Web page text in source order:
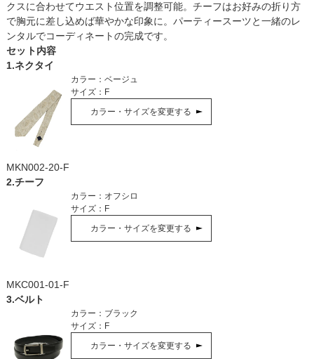
クスに合わせてウエスト位置を調整可能。チーフはお好みの折り方
で胸元に差し込めば華やかな印象に。パーティースーツと一緒のレ
ンタルでコーディネートの完成です。
セット内容
1.ネクタイ
カラー： ベージュ
サイズ： F
カラー・サイズを変更する
MKN002-20-F
2.チーフ
カラー： オフシロ
サイズ： F
カラー・サイズを変更する
MKC001-01-F
3.ベルト
カラー： ブラック
サイズ： F
カラー・サイズを変更する